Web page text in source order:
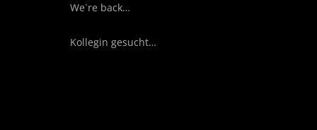
We`re back…
Kollegin gesucht…